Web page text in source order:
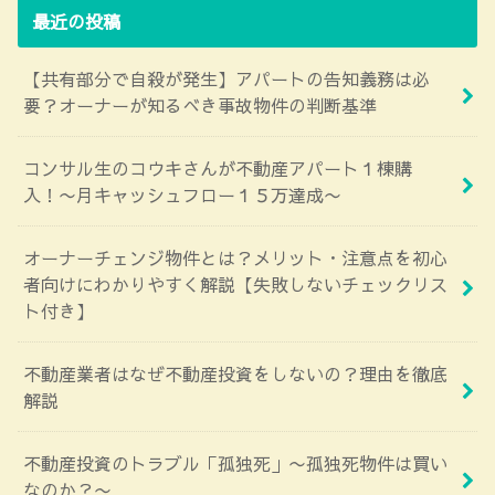
最近の投稿
【共有部分で自殺が発生】アパートの告知義務は必
要？オーナーが知るべき事故物件の判断基準
コンサル生のコウキさんが不動産アパート１棟購
入！〜月キャッシュフロー１５万達成〜
オーナーチェンジ物件とは？メリット・注意点を初心
者向けにわかりやすく解説【失敗しないチェックリス
ト付き】
不動産業者はなぜ不動産投資をしないの？理由を徹底
解説
不動産投資のトラブル「孤独死」〜孤独死物件は買い
なのか？〜